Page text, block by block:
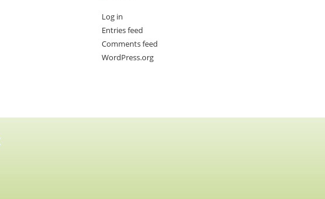
Log in
Entries feed
Comments feed
WordPress.org